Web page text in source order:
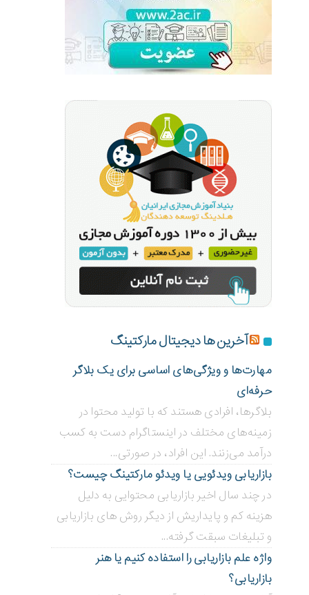
آخرین ها دیجیتال مارکتینگ
مهارت‌ها و ویژگی‌های اساسی برای یک بلاگر
حرفه‌ای
بلاگر‌ها، افرادی هستند که با تولید محتوا در
زمینه‌های مختلف در اینستاگرام دست به کسب
درآمد می‌زنند. این افراد، در صورتی...
بازاریابی ویدئویی ‌یا ویدئو مارکتینگ چیست؟
در چند سال اخیر بازاریابی محتوایی به دلیل
هزینه کم و پایداریش از دیگر روش های بازاریابی
و تبلیغات سبقت گرفته...
واژه علم بازاریابی را استفاده کنیم یا هنر
بازاریابی؟